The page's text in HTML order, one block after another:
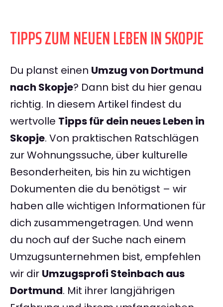
TIPPS ZUM NEUEN LEBEN IN SKOPJE
Du planst einen Umzug von Dortmund
nach Skopje? Dann bist du hier genau
richtig. In diesem Artikel findest du
wertvolle Tipps für dein neues Leben in
Skopje. Von praktischen Ratschlägen
zur Wohnungssuche, über kulturelle
Besonderheiten, bis hin zu wichtigen
Dokumenten die du benötigst – wir
haben alle wichtigen Informationen für
dich zusammengetragen. Und wenn
du noch auf der Suche nach einem
Umzugsunternehmen bist, empfehlen
wir dir Umzugsprofi Steinbach aus
Dortmund. Mit ihrer langjährigen